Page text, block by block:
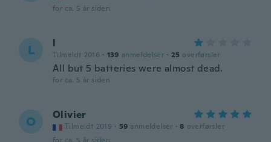
for ca. 5 år siden
L l
Tilmeldt 2016 · 139 anmeldelser · 25 overførsler
All but 5 batteries were almost dead.
for ca. 5 år siden
O Olivier
Tilmeldt 2019 · 59 anmeldelser · 8 overførsler